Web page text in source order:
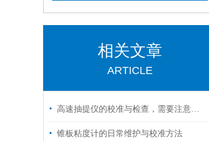
相关文章
ARTICLE
高速抽提仪的校准与检查，需要注意哪些方面
锥板粘度计的日常维护与校准方法